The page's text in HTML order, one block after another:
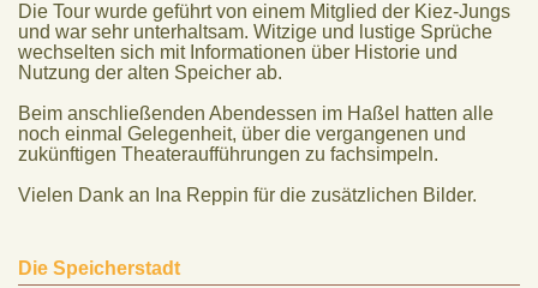
Die Tour wurde geführt von einem Mitglied der Kiez-Jungs
und war sehr unterhaltsam. Witzige und lustige Sprüche
wechselten sich mit Informationen über Historie und
Nutzung der alten Speicher ab.
Beim anschließenden Abendessen im Haßel hatten alle
noch einmal Gelegenheit, über die vergangenen und
zukünftigen Theateraufführungen zu fachsimpeln.
Vielen Dank an Ina Reppin für die zusätzlichen Bilder.
Die Speicherstadt